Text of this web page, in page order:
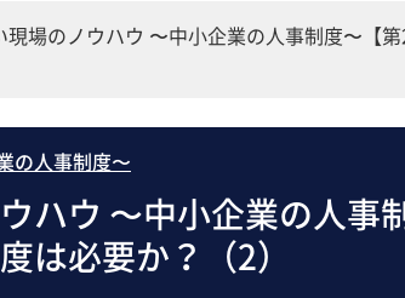
場のノウハウ 〜中小企業の人事制度〜【
の人事制度〜
ハウ 〜中小企業の人事
は必要か？（2）